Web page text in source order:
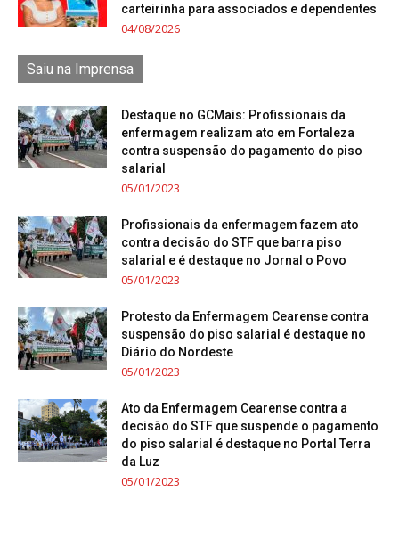
carteirinha para associados e dependentes
04/08/2026
Saiu na Imprensa
Destaque no GCMais: Profissionais da
enfermagem realizam ato em Fortaleza
contra suspensão do pagamento do piso
salarial
05/01/2023
Profissionais da enfermagem fazem ato
contra decisão do STF que barra piso
salarial e é destaque no Jornal o Povo
05/01/2023
Protesto da Enfermagem Cearense contra
suspensão do piso salarial é destaque no
Diário do Nordeste
05/01/2023
Ato da Enfermagem Cearense contra a
decisão do STF que suspende o pagamento
do piso salarial é destaque no Portal Terra
da Luz
05/01/2023